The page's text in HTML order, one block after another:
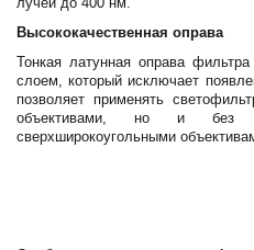
Высококачественная оправа
Тонкая латунная оправа
слоем, который исключает
позволяет применять
объективами, но и без
сверхширокоугольными